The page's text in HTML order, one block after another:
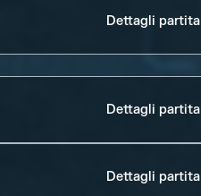
Dettagli partita
Dettagli partita
Dettagli partita